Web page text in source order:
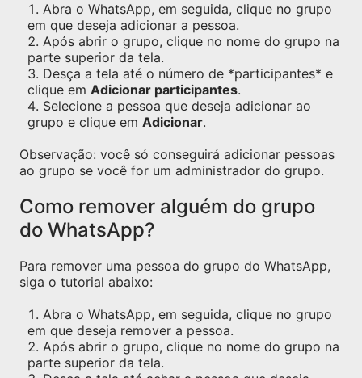
Abra o WhatsApp, em seguida, clique no grupo
em que deseja adicionar a pessoa.
Após abrir o grupo, clique no nome do grupo na
parte superior da tela.
Desça a tela até o número de *participantes* e
clique em Adicionar participantes.
Selecione a pessoa que deseja adicionar ao
grupo e clique em Adicionar.
Observação: você só conseguirá adicionar pessoas
ao grupo se você for um administrador do grupo.
Como remover alguém do grupo
do WhatsApp?
Para remover uma pessoa do grupo do WhatsApp,
siga o tutorial abaixo:
Abra o WhatsApp, em seguida, clique no grupo
em que deseja remover a pessoa.
Após abrir o grupo, clique no nome do grupo na
parte superior da tela.